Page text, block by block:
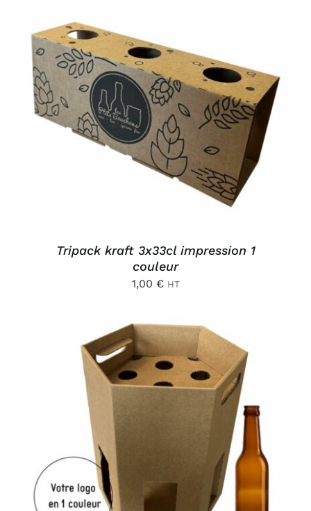
AJOUTER AU PANIER
/
DÉTAILS
Tripack kraft 3x33cl impression 1
couleur
1,00 € HT
AJOUTER AU PANIER